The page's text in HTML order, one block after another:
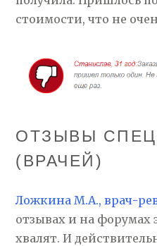
стоимости, что не
ОТЗЫВЫ
(ВРАЧЕЙ)
Ложкина М.А., врач-
отзывах и на форумах
хвалят. И